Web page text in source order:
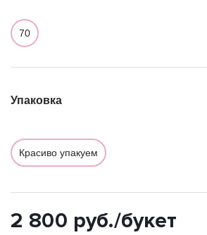
70
Упаковка
Красиво упакуем
2 800 руб./букет